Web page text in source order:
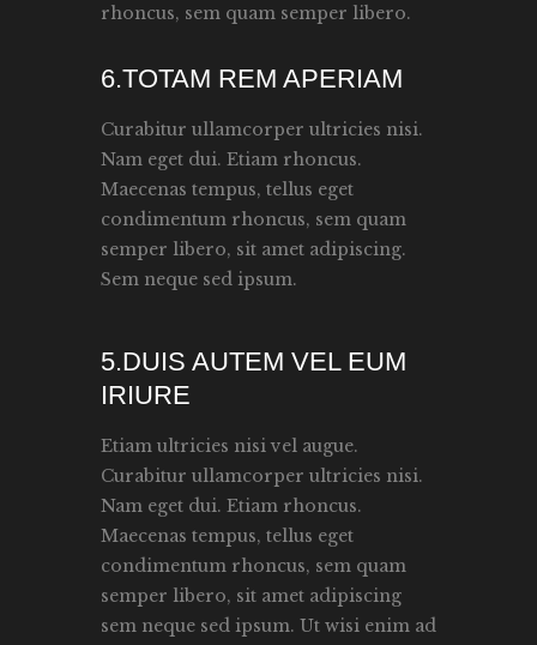
rhoncus, sem quam semper libero.
6.TOTAM REM APERIAM
Curabitur ullamcorper ultricies nisi.
Nam eget dui. Etiam rhoncus.
Maecenas tempus, tellus eget
condimentum rhoncus, sem quam
semper libero, sit amet adipiscing.
Sem neque sed ipsum.
5.DUIS AUTEM VEL EUM
IRIURE
Etiam ultricies nisi vel augue.
Curabitur ullamcorper ultricies nisi.
Nam eget dui. Etiam rhoncus.
Maecenas tempus, tellus eget
condimentum rhoncus, sem quam
semper libero, sit amet adipiscing
sem neque sed ipsum. Ut wisi enim ad